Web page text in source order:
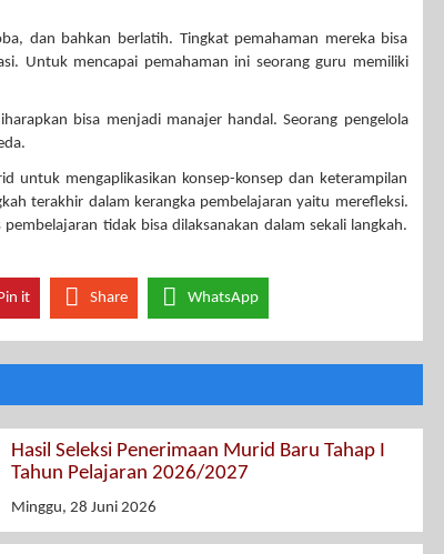
dan bahkan berlatih. Tingkat pemahaman mereka bisa
Untuk mencapai pemahaman ini seorang guru memiliki
bisa menjadi manajer handal. Seorang pengelola
untuk mengaplikasikan konsep-konsep dan keterampilan
terakhir dalam kerangka pembelajaran yaitu merefleksi.
tidak bisa dilaksanakan dalam sekali langkah.
it Share WhatsApp
Hasil Seleksi Penerimaan Murid Baru Tahap I
Tahun Pelajaran 2026/2027
Minggu, 28 Juni 2026